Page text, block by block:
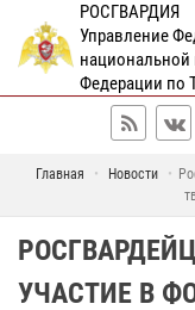
РОСГВАРДИЯ
Управление
национальной
Федерации по
Главная Новости
УЧАСТИЕ В